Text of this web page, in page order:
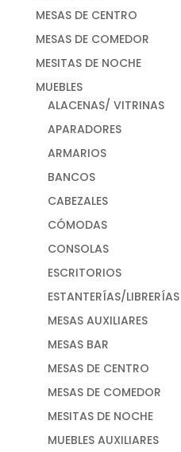
MESAS DE CENTRO
MESAS DE COMEDOR
MESITAS DE NOCHE
MUEBLES
ALACENAS/ VITRINAS
APARADORES
ARMARIOS
BANCOS
CABEZALES
CÓMODAS
CONSOLAS
ESCRITORIOS
ESTANTERÍAS/LIBRERÍAS
MESAS AUXILIARES
MESAS BAR
MESAS DE CENTRO
MESAS DE COMEDOR
MESITAS DE NOCHE
MUEBLES AUXILIARES